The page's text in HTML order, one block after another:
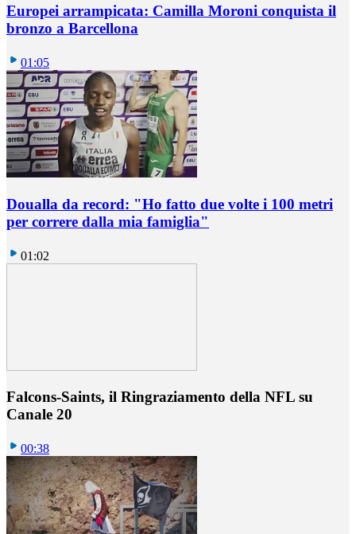
Europei arrampicata: Camilla Moroni conquista il
bronzo a Barcellona
01:05
Doualla da record: "Ho fatto due volte i 100 metri
per correre dalla mia famiglia"
01:02
Falcons-Saints, il Ringraziamento della NFL su
Canale 20
00:38